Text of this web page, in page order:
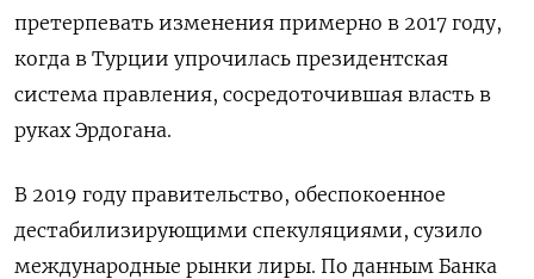
претерпевать изменения примерно в 2017 году,
когда в Турции упрочилась президентская
система правления, сосредоточившая власть в
руках Эрдогана.
В 2019 году правительство, обеспокоенное
дестабилизирующими спекуляциями, сузило
международные рынки лиры. По данным Банка